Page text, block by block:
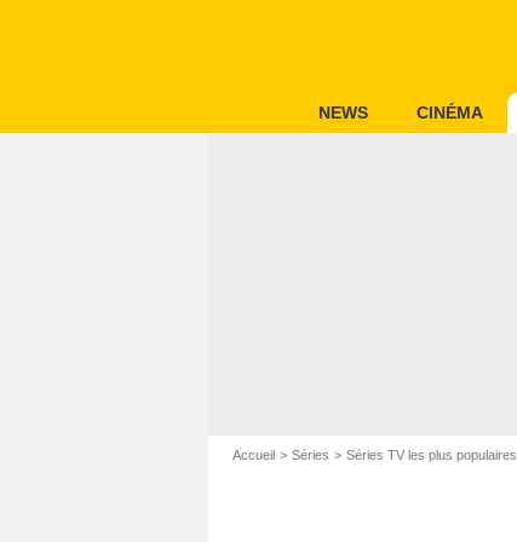
NEWS CINÉMA
Accueil Séries Séries TV les plus populaires